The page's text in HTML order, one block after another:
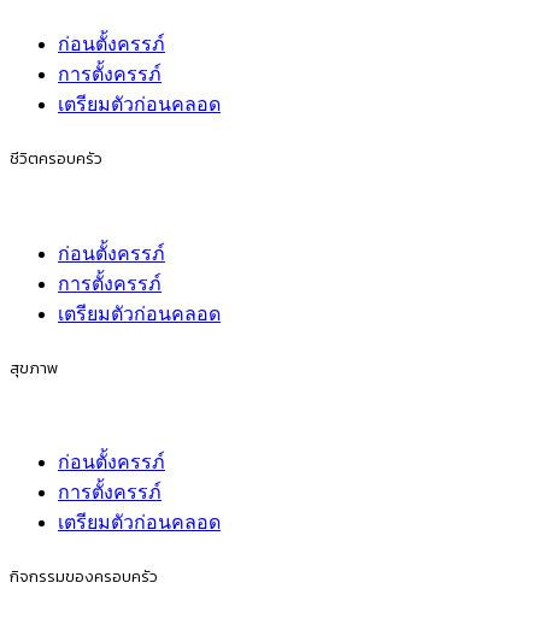
ก่อนตั้งครรภ์
การตั้งครรภ์
เตรียมตัวก่อนคลอด
ชีวิตครอบครัว
ก่อนตั้งครรภ์
การตั้งครรภ์
เตรียมตัวก่อนคลอด
สุขภาพ
ก่อนตั้งครรภ์
การตั้งครรภ์
เตรียมตัวก่อนคลอด
กิจกรรมของครอบครัว